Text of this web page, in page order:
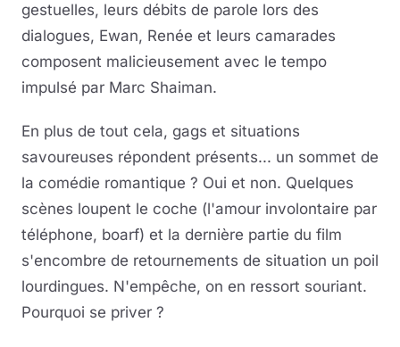
gestuelles, leurs débits de parole lors des
dialogues, Ewan, Renée et leurs camarades
composent malicieusement avec le tempo
impulsé par Marc Shaiman.
En plus de tout cela, gags et situations
savoureuses répondent présents... un sommet de
la comédie romantique ? Oui et non. Quelques
scènes loupent le coche (l'amour involontaire par
téléphone, boarf) et la dernière partie du film
s'encombre de retournements de situation un poil
lourdingues. N'empêche, on en ressort souriant.
Pourquoi se priver ?